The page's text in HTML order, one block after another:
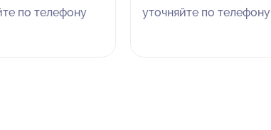
по телефону
уточняйте по телефону